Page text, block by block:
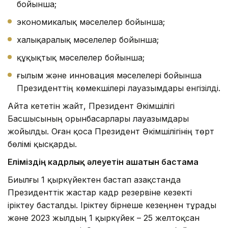
бойынша;
экономикалық мәселелер бойынша;
халықаралық мәселелер бойынша;
құқықтық мәселелер бойынша;
ғылым және инновация мәселелері бойынша
Президенттің көмекшілері лауазымдары енгізілді.
Айта кететін жайт, Президент Әкімшілігі
Басшысының орынбасарлары лауазымдары
жойылды. Оған қоса Президент Әкімшілігінің төрт
бөлімі қысқарды.
Еліміздің кадрлық әлеуетін ашатын бастама
Биылғы 1 қыркүйектен бастап Қазақстанда
Президенттік жастар кадр резервіне кезекті
іріктеу басталды. Іріктеу бірнеше кезеңнен тұрады
және 2023 жылдың 1 қыркүйек – 25 желтоқсан